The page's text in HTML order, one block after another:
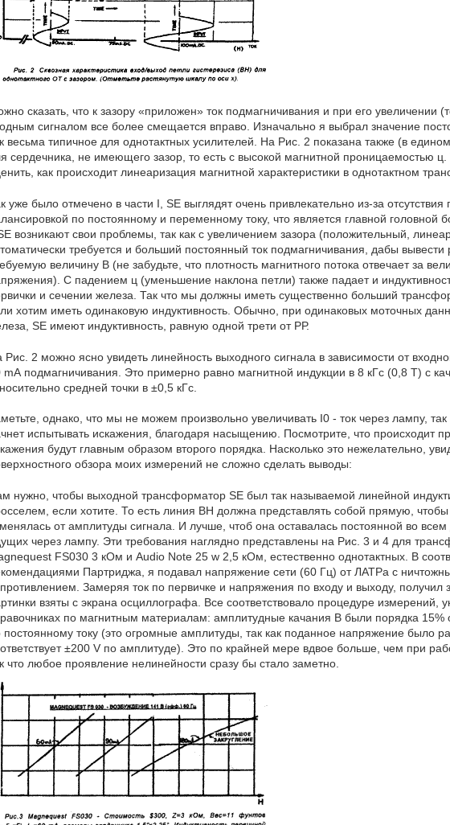
сказать, что к зазору «приложен» ток подмагничивания и при его увеличении
сигналом все более смещается вправо. Изначально я выбрал значение
весьма типичное для однотактных усилителей. На Рис. 2 показана также (в
сердечника, не имеющего зазор, то есть с высокой магнитной проницаемостью ц.
как происходит линеаризация магнитной характеристики в однотактном
уже было отмечено в части I, SE выглядят очень привлекательно из-за отсутствия
по постоянному и переменному току, что является главной головной
возникают свои проблемы, так как с увеличением зазора (положительный,
требуется и больший постоянный ток подмагничивания, дабы вывести
величину В (не забудьте, что плотность магнитного потока отвечает за
С падением ц (уменьшение наклона петли) также падает и
и сечении железа. Так что мы должны иметь существенно больший
хотим иметь одинаковую индуктивность. Обычно, при одинаковых моточных
SE имеют индуктивность, равную одной трети от РР.
Рис. 2 можно ясно увидеть линейность выходного сигнала в зависимости от
mА подмагничивания. Это примерно равно магнитной индукции в 8 кГс (0,8 Т) с
средней точки в ±0,5 кГс.
однако, что мы не можем произвольно увеличивать I0 - ток через лампу, так
испытывать искажения, благодаря насыщению. Посмотрите, что происходит
будут главным образом второго порядка. Насколько это нежелательно,
обзора моих измерений не сложно сделать выводы:
нужно, чтобы выходной трансформатор SE был так называемой линейной
если хотите. То есть линия ВН должна представлять собой прямую, чтобы
от амплитуды сигнала. И лучше, чтоб она оставалась постоянной во всем
через лампу. Эти требования наглядно представлены на Рис. 3 и 4 для
FS030 3 кОм и Audio Note 25 w 2,5 кОм, естественно однотактных. В
Партриджа, я подавал напряжение сети (60 Гц) от ЛАТРа с
Замеряя ток по первичке и напряжения по входу и выходу, получил
взяты с экрана осциллографа. Все соответствовало процедуре измерений,
по магнитным материалам: амплитудные качания В были порядка 15%
постоянному току (это огромные амплитуды, так как поданное напряжение было
±200 V по амплитуде). Это по крайней мере вдвое больше, чем при
что любое проявление нелинейности сразу бы стало заметно.